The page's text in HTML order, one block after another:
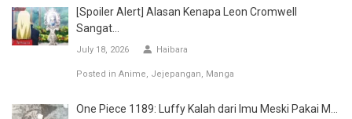
[Spoiler Alert] Alasan Kenapa Leon Cromwell
Sangat...
July 18, 2026 Haibara
Posted in Anime Jejepangan Manga
One Piece 1189: Luffy Kalah dari Imu Meski Pakai M...